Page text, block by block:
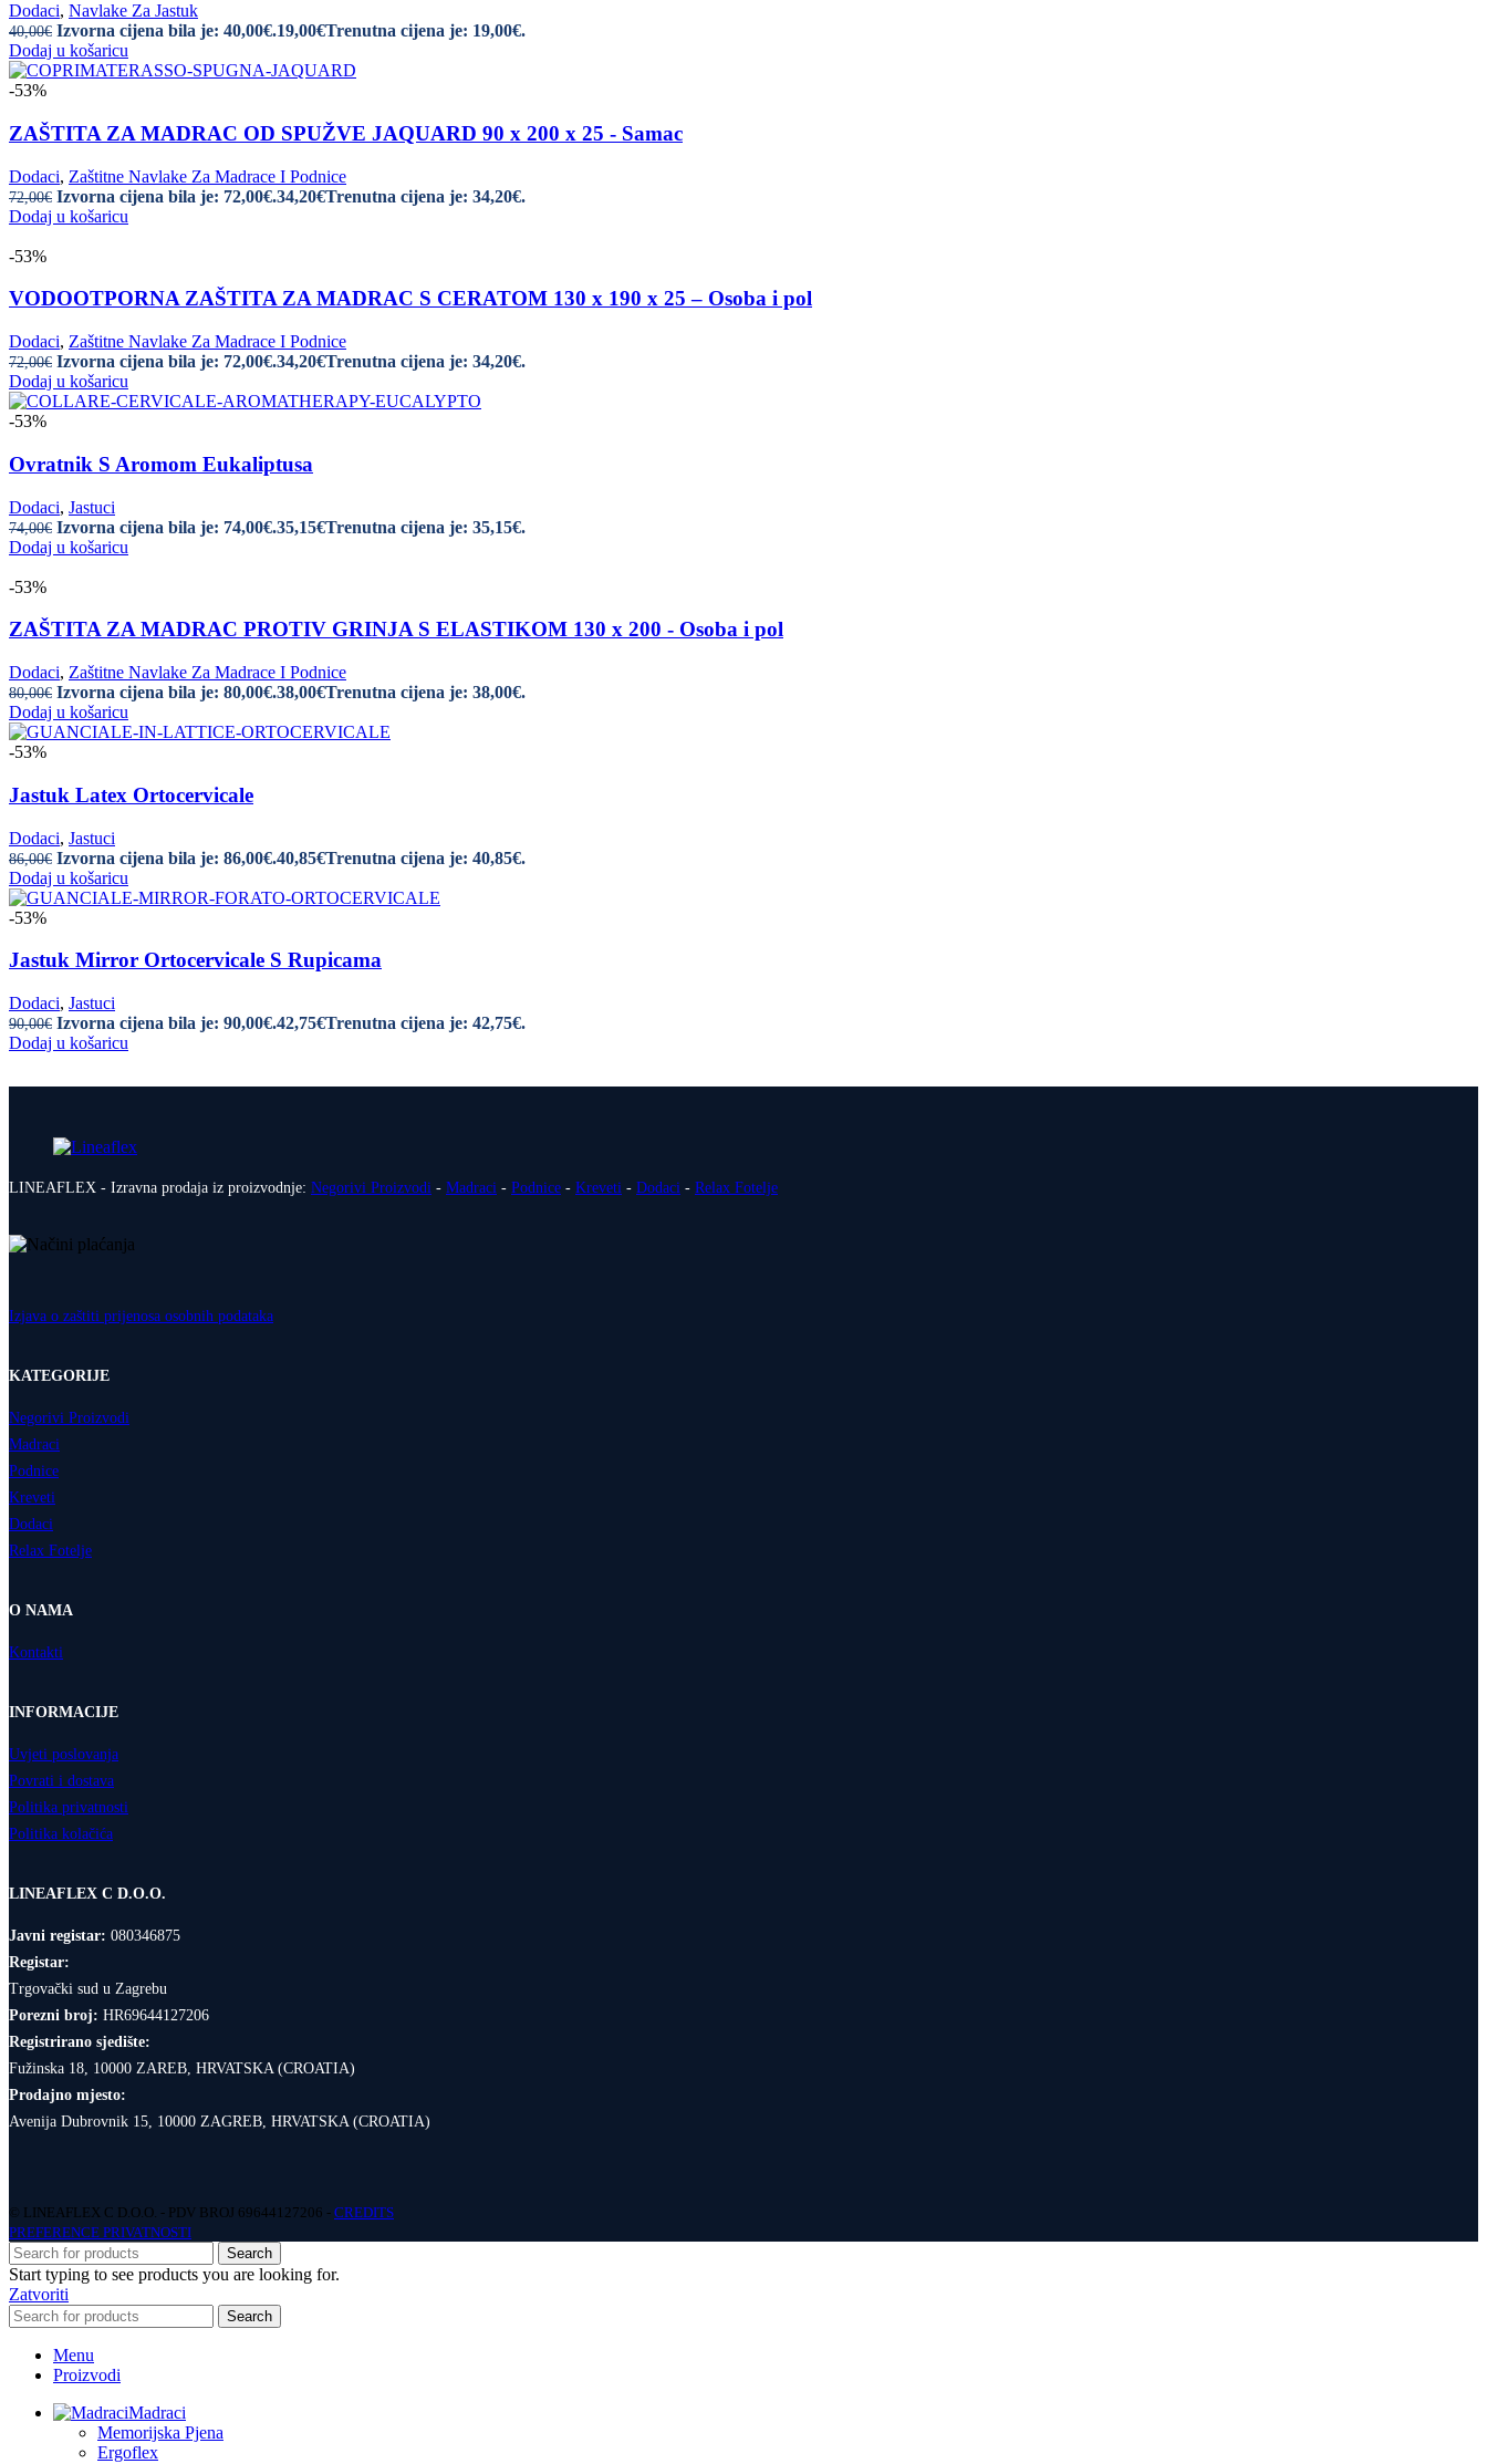
Dodaci, Navlake Za Jastuk
40,00€ Izvorna cijena bila je: 40,00€.19,00€Trenutna cijena je: 19,00€.
Dodaj u košaricu
-53%
ZAŠTITA ZA MADRAC OD SPUŽVE JAQUARD 90 x 200 x 25 - Samac
Dodaci, Zaštitne Navlake Za Madrace I Podnice
72,00€ Izvorna cijena bila je: 72,00€.34,20€Trenutna cijena je: 34,20€.
Dodaj u košaricu
-53%
VODOOTPORNA ZAŠTITA ZA MADRAC S CERATOM 130 x 190 x 25 – Osoba i pol
Dodaci, Zaštitne Navlake Za Madrace I Podnice
72,00€ Izvorna cijena bila je: 72,00€.34,20€Trenutna cijena je: 34,20€.
Dodaj u košaricu
-53%
Ovratnik S Aromom Eukaliptusa
Dodaci, Jastuci
74,00€ Izvorna cijena bila je: 74,00€.35,15€Trenutna cijena je: 35,15€.
Dodaj u košaricu
-53%
ZAŠTITA ZA MADRAC PROTIV GRINJA S ELASTIKOM 130 x 200 - Osoba i pol
Dodaci, Zaštitne Navlake Za Madrace I Podnice
80,00€ Izvorna cijena bila je: 80,00€.38,00€Trenutna cijena je: 38,00€.
Dodaj u košaricu
-53%
Jastuk Latex Ortocervicale
Dodaci, Jastuci
86,00€ Izvorna cijena bila je: 86,00€.40,85€Trenutna cijena je: 40,85€.
Dodaj u košaricu
-53%
Jastuk Mirror Ortocervicale S Rupicama
Dodaci, Jastuci
90,00€ Izvorna cijena bila je: 90,00€.42,75€Trenutna cijena je: 42,75€.
Dodaj u košaricu
LINEAFLEX - Izravna prodaja iz proizvodnje: Negorivi Proizvodi - Madraci - Podnice - Kreveti - Dodaci - Relax Fotelje
Izjava o zaštiti prijenosa osobnih podataka
KATEGORIJE
Negorivi Proizvodi
Madraci
Podnice
Kreveti
Dodaci
Relax Fotelje
O NAMA
Kontakti
INFORMACIJE
Uvjeti poslovanja
Povrati i dostava
Politika privatnosti
Politika kolačića
LINEAFLEX C D.O.O.
Javni registar: 080346875
Registar:
Trgovački sud u Zagrebu
Porezni broj: HR69644127206
Registrirano sjedište:
Fužinska 18, 10000 ZAREB, HRVATSKA (CROATIA)
Prodajno mjesto:
Avenija Dubrovnik 15, 10000 ZAGREB, HRVATSKA (CROATIA)
© LINEAFLEX C D.O.O. - PDV BROJ 69644127206 - CREDITS
PREFERENCE PRIVATNOSTI
Search
Start typing to see products you are looking for.
Zatvoriti
Search
Menu
Proizvodi
Madraci
Memorijska Pjena
Ergoflex